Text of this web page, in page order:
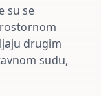
su se
drugim
sudu,